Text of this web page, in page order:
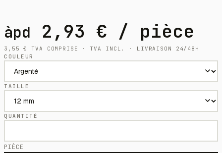
àpd 2,93 € / pièce
3,55€
TVA COMPRISE · TVA INCL. · LIVRAISON 24/48H
COULEUR
TAILLE
QUANTITÉ
PIÈCE